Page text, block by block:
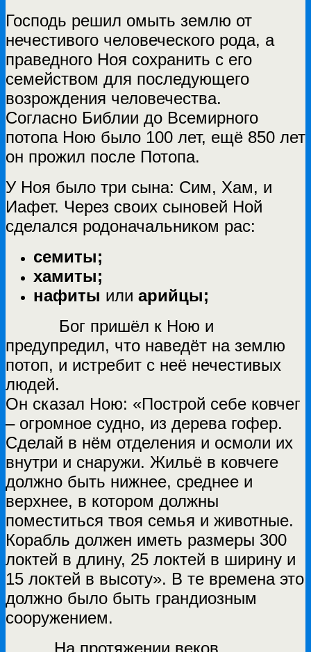
Господь решил омыть землю от
нечестивого человеческого рода, а
праведного Ноя сохранить с его
семейством для последующего
возрождения человечества.
Согласно Библии до Всемирного
потопа Ною было 100 лет, ещё 850 лет
он прожил после Потопа.
У Ноя было три сына: Сим, Хам, и
Иафет. Через своих сыновей Ной
сделался родоначальником рас:
семиты;
хамиты;
нафиты или арийцы;
Бог пришёл к Ною и
предупредил, что наведёт на землю
потоп, и истребит с неё нечестивых
людей.
Он сказал Ною: «Построй себе ковчег
– огромное судно, из дерева гофер.
Сделай в нём отделения и осмоли их
внутри и снаружи. Жильё в ковчеге
должно быть нижнее, среднее и
верхнее, в котором должны
поместиться твоя семья и животные.
Корабль должен иметь размеры 300
локтей в длину, 25 локтей в ширину и
15 локтей в высоту». В те времена это
должно было быть грандиозным
сооружением.
На протяжении веков